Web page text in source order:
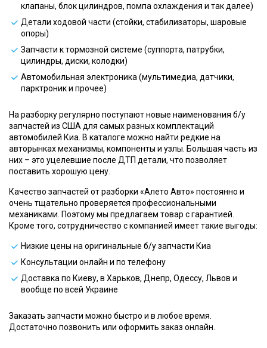
клапаны, блок цилиндров, помпа охлаждения и так далее)
Детали ходовой части (стойки, стабилизаторы, шаровые
опоры)
Запчасти к тормозной системе (суппорта, патрубки,
цилиндры, диски, колодки)
Автомобильная электроника (мультимедиа, датчики,
парктроник и прочее)
На разборку регулярно поступают новые наименования б/у
запчастей из США для самых разных комплектаций
автомобилей Киа. В каталоге можно найти редкие на
авторынках механизмы, компоненты и узлы. Большая часть из
них – это уцелевшие после ДТП детали, что позволяет
поставить хорошую цену.
Качество запчастей от разборки «Алето Авто» постоянно и
очень тщательно проверяется профессиональными
механиками. Поэтому мы предлагаем товар с гарантией.
Кроме того, сотрудничество с компанией имеет такие выгоды:
Низкие цены на оригинальные б/у запчасти Киа
Консультации онлайн и по телефону
Доставка по Киеву, в Харьков, Днепр, Одессу, Львов и
вообще по всей Украине
Заказать запчасти можно быстро и в любое время.
Достаточно позвонить или оформить заказ онлайн.